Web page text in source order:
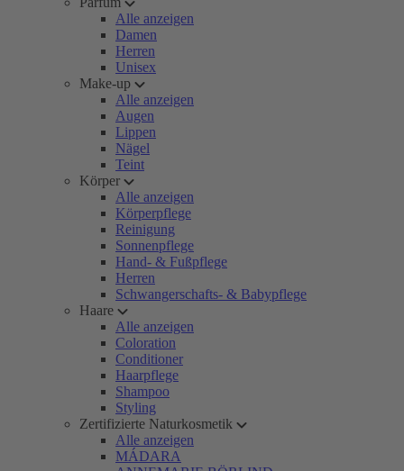
Alle anzeigen
Damen
Herren
Unisex
Make-up
Alle anzeigen
Augen
Lippen
Nägel
Teint
Körper
Alle anzeigen
Körperpflege
Reinigung
Sonnenpflege
Hand- & Fußpflege
Herren
Schwangerschafts- & Babypflege
Haare
Alle anzeigen
Coloration
Conditioner
Haarpflege
Shampoo
Styling
Zertifizierte Naturkosmetik
Alle anzeigen
MÁDARA